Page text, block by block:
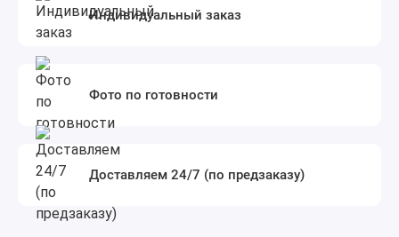
Индивидуальный заказ
Фото по готовности
Доставляем 24/7 (по предзаказу)